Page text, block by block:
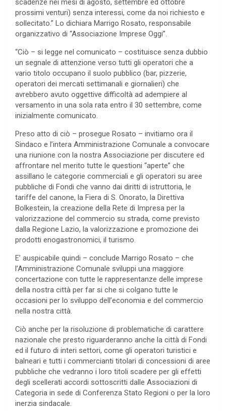
scadenze nei mesi di agosto, settembre ed ottobre
prossimi venturi) senza interessi, come da noi richiesto e
sollecitato.” Lo dichiara Marrigo Rosato, responsabile
organizzativo di “Associazione Imprese Oggi”.
“Ciò – si legge nel comunicato – costituisce senza dubbio
un segnale di attenzione verso tutti gli operatori che a
vario titolo occupano il suolo pubblico (bar, pizzerie,
operatori dei mercati settimanali e giornalieri) che
avrebbero avuto oggettive difficoltà ad adempiere al
versamento in una sola rata entro il 30 settembre, come
inizialmente comunicato.
Preso atto di ciò – prosegue Rosato – invitiamo ora il
Sindaco e l’intera Amministrazione Comunale a convocare
una riunione con la nostra Associazione per discutere ed
affrontare nel merito tutte le questioni “aperte” che
assillano le categorie commerciali e gli operatori su aree
pubbliche di Fondi che vanno dai diritti di istruttoria, le
tariffe del canone, la Fiera di S. Onorato, la Direttiva
Bolkestein, la creazione della Rete di Impresa per la
valorizzazione del commercio su strada, come previsto
dalla Regione Lazio, la valorizzazione e promozione dei
prodotti enogastronomici, il turismo.
E’ auspicabile quindi – conclude Marrigo Rosato – che
l’Amministrazione Comunale sviluppi una maggiore
concertazione con tutte le rappresentanze delle imprese
della nostra città per far si che si colgano tutte le
occasioni per lo sviluppo dell’economia e del commercio
nella nostra città.
Ciò anche per la risoluzione di problematiche di carattere
nazionale che presto riguarderanno anche la città di Fondi
ed il futuro di interi settori, come gli operatori turistici e
balneari e tutti i commercianti titolari di concessioni di aree
pubbliche che vedranno i loro titoli scadere per gli effetti
degli scellerati accordi sottoscritti dalle Associazioni di
Categoria in sede di Conferenza Stato Regioni o per la loro
inerzia sindacale.